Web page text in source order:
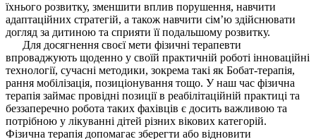
їхнього розвитку, зменшити вплив порушення, навчити
адаптаційних стратегій, а також навчити сім’ю здійснювати
догляд за дитиною та сприяти її подальшому розвитку.
Для досягнення своєї мети фізичні терапевти
впроваджують щоденно у своїй практичній роботі інноваційні
технології, сучасні методики, зокрема такі як Бобат-терапія,
рання мобілізація, позиціонування тощо. У наш час фізична
терапія займає провідні позиції в реабілітаційній практиці та
беззаперечно робота таких фахівців є досить важливою та
потрібною у лікуванні дітей різних вікових категорій.
Фізична терапія допомагає зберегти або відновити